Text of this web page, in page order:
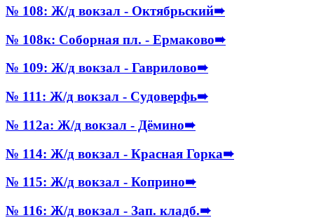
№ 108: Ж/д вокзал - Октябрьский➠
№ 108к: Соборная пл. - Ермаково➠
№ 109: Ж/д вокзал - Гаврилово➠
№ 111: Ж/д вокзал - Судоверфь➠
№ 112а: Ж/д вокзал - Дёмино➠
№ 114: Ж/д вокзал - Красная Горка➠
№ 115: Ж/д вокзал - Коприно➠
№ 116: Ж/д вокзал - Зап. кладб.➠